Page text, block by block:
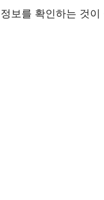
보를 확인하는 것이